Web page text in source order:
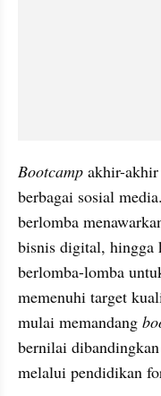
Bootcamp akhir-
berbagai sosial
berlomba
bisnis digital, hingga
berlomba-lomba
memenuhi target
mulai memandang
bernilai
melalui pendidikan